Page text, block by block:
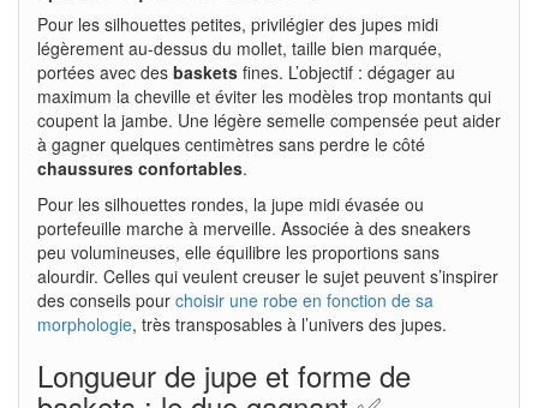
Pour les silhouettes petites, privilégier des jupes midi
légèrement au-dessus du mollet, taille bien marquée,
portées avec des baskets fines. L’objectif : dégager au
maximum la cheville et éviter les modèles trop montants qui
coupent la jambe. Une légère semelle compensée peut aider
à gagner quelques centimètres sans perdre le côté
chaussures confortables.
Pour les silhouettes rondes, la jupe midi évasée ou
portefeuille marche à merveille. Associée à des sneakers
peu volumineuses, elle équilibre les proportions sans
alourdir. Celles qui veulent creuser le sujet peuvent s’inspirer
des conseils pour choisir une robe en fonction de sa
morphologie, très transposables à l’univers des jupes.
Longueur de jupe et forme de